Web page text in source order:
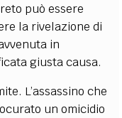
può essere
la rivelazione di
in
giusta causa.
L’assassino che
un omicidio